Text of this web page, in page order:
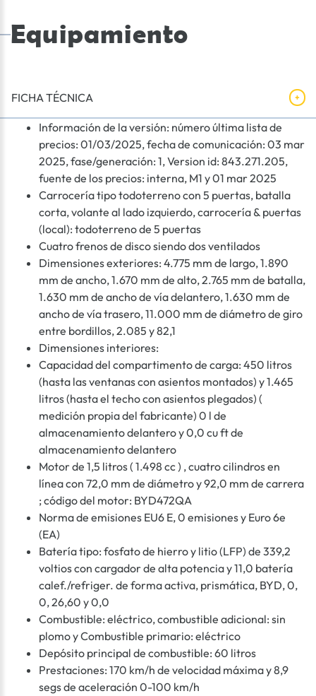
Equipamiento
FICHA TÉCNICA
Información de la versión: número última lista de
precios: 01/03/2025, fecha de comunicación: 03 mar
2025, fase/generación: 1, Version id: 843.271.205,
fuente de los precios: interna, M1 y 01 mar 2025
Carrocería tipo todoterreno con 5 puertas, batalla
corta, volante al lado izquierdo, carrocería & puertas
(local): todoterreno de 5 puertas
Cuatro frenos de disco siendo dos ventilados
Dimensiones exteriores: 4.775 mm de largo, 1.890
mm de ancho, 1.670 mm de alto, 2.765 mm de batalla,
1.630 mm de ancho de vía delantero, 1.630 mm de
ancho de vía trasero, 11.000 mm de diámetro de giro
entre bordillos, 2.085 y 82,1
Dimensiones interiores:
Capacidad del compartimento de carga: 450 litros
(hasta las ventanas con asientos montados) y 1.465
litros (hasta el techo con asientos plegados) (
medición propia del fabricante) 0 l de
almacenamiento delantero y 0,0 cu ft de
almacenamiento delantero
Motor de 1,5 litros ( 1.498 cc ) , cuatro cilindros en
línea con 72,0 mm de diámetro y 92,0 mm de carrera
; código del motor: BYD472QA
Norma de emisiones EU6 E, 0 emisiones y Euro 6e
(EA)
Batería tipo: fosfato de hierro y litio (LFP) de 339,2
voltios con cargador de alta potencia y 11,0 batería
calef./refriger. de forma activa, prismática, BYD, 0,
0, 26,60 y 0,0
Combustible: eléctrico, combustible adicional: sin
plomo y Combustible primario: eléctrico
Depósito principal de combustible: 60 litros
Prestaciones: 170 km/h de velocidad máxima y 8,9
segs de aceleración 0-100 km/h